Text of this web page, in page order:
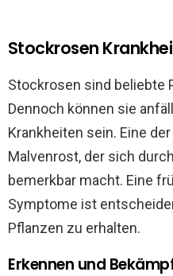
Stockrosen
Stockrosen sind beliebte
Dennoch können sie
Krankheiten sein. Eine
Malvenrost, der sich
bemerkbar macht. Eine
Symptome ist
Pflanzen zu erhalten.
Erkennen und